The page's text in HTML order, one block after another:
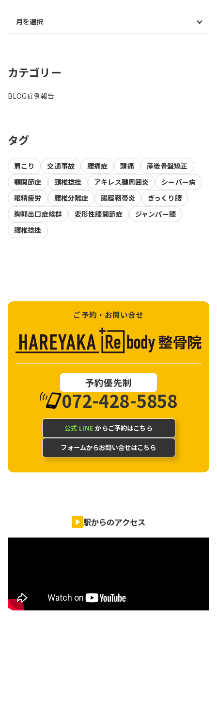
カテゴリー
BLOG症例報告
タグ
肩こり 交通事故 腰痛症 頭痛
産後骨盤矯正
顎関節症
頸椎捻挫 アキレス腱周囲炎
シーバー病
眼精疲労
腰椎分離症 腸脛靭帯炎
ぎっくり腰
胸郭出口症候群
変形性膝関節症
ジャンパー膝
腰椎捻挫
ご予約・お問い合せ
予約優先制
072-428-5858
公式 LINE からご予約はこちら
フォームからお問い合せはこちら
駅からのアクセス